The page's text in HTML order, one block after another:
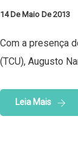
14 De Maio De 2013
Com a presença
(TCU), Augusto
Leia Mais